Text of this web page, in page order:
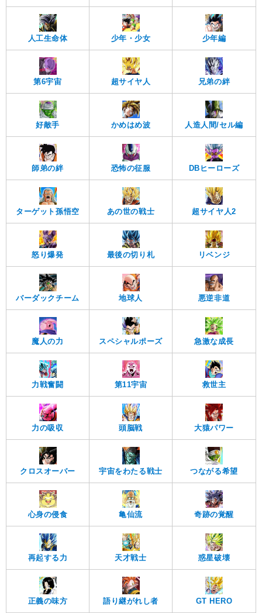
人工生命体 少年・少女 少年編
第6宇宙 超サイヤ人 兄弟の絆
好敵手 かめはめ波 人造人間/セル編
師弟の絆 恐怖の征服 DBヒーローズ
ターゲット孫悟空 あの世の戦士 超サイヤ人2
怒り爆発 最後の切り札 リベンジ
バーダックチーム 地球人 悪逆非道
魔人の力 スペシャルポーズ 急激な成長
力戦奮闘 第11宇宙 救世主
力の吸収 頭脳戦 大猿パワー
クロスオーバー 宇宙をわたる戦士 つながる希望
心身の侵食 亀仙流 奇跡の覚醒
再起する力 天才戦士 惑星破壊
正義の味方 語り継がれし者 GT HERO